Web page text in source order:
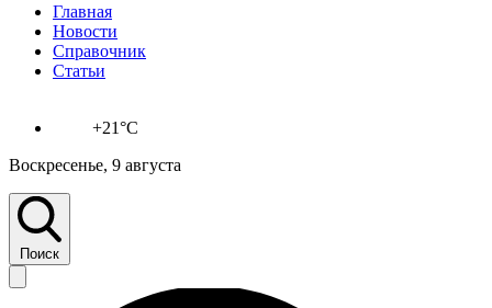
Главная
Новости
Справочник
Статьи
+21°C
Воскресенье, 9 августа
Поиск